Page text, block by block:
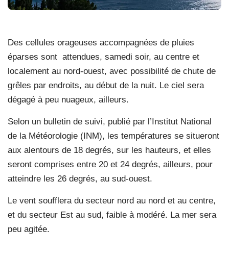
Des cellules orageuses accompagnées de pluies
éparses sont attendues, samedi soir, au centre et
localement au nord-ouest, avec possibilité de chute de
grêles par endroits, au début de la nuit. Le ciel sera
dégagé à peu nuageux, ailleurs.
Selon un bulletin de suivi, publié par l’Institut National
de la Météorologie (INM), les températures se situeront
aux alentours de 18 degrés, sur les hauteurs, et elles
seront comprises entre 20 et 24 degrés, ailleurs, pour
atteindre les 26 degrés, au sud-ouest.
Le vent soufflera du secteur nord au nord et au centre,
et du secteur Est au sud, faible à modéré. La mer sera
peu agitée.